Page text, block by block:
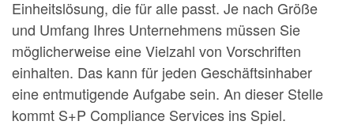
Einheitslösung, die für alle passt. Je nach Größe
und Umfang Ihres Unternehmens müssen Sie
möglicherweise eine Vielzahl von Vorschriften
einhalten. Das kann für jeden Geschäftsinhaber
eine entmutigende Aufgabe sein. An dieser Stelle
kommt S+P Compliance Services ins Spiel.